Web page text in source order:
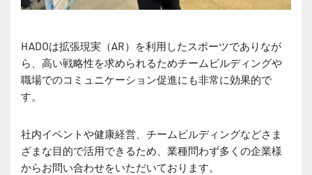
HADOは拡張現実（AR）を利用したスポーツでありなが
ら、高い戦略性を求められるためチームビルディングや
職場でのコミュニケーション促進にも非常に効果的で
す。
社内イベントや健康経営、チームビルディングなどさま
ざまな目的で活用できるため、業種問わず多くの企業様
からお問い合わせをいただいております。